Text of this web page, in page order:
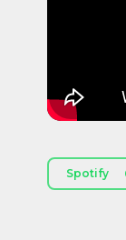
Spotify